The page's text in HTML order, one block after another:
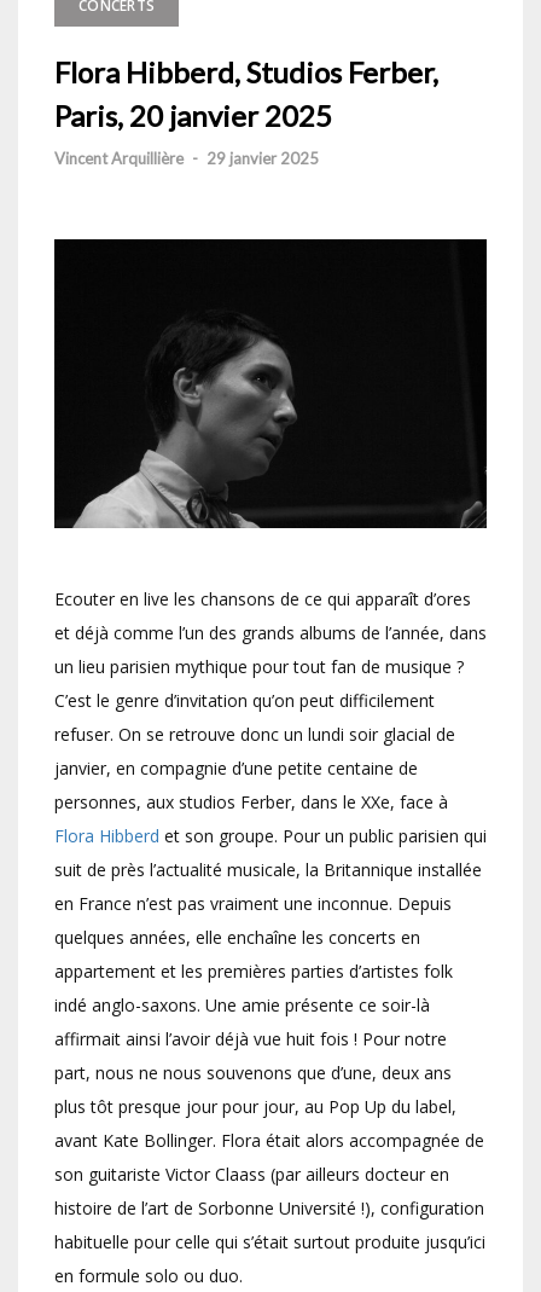
CONCERTS
Flora Hibberd, Studios Ferber,
Paris, 20 janvier 2025
Vincent Arquillière - 29 janvier 2025
Ecouter en live les chansons de ce qui apparaît d’ores
et déjà comme l’un des grands albums de l’année, dans
un lieu parisien mythique pour tout fan de musique ?
C’est le genre d’invitation qu’on peut difficilement
refuser. On se retrouve donc un lundi soir glacial de
janvier, en compagnie d’une petite centaine de
personnes, aux studios Ferber, dans le XXe, face à
Flora Hibberd et son groupe. Pour un public parisien qui
suit de près l’actualité musicale, la Britannique installée
en France n’est pas vraiment une inconnue. Depuis
quelques années, elle enchaîne les concerts en
appartement et les premières parties d’artistes folk
indé anglo-saxons. Une amie présente ce soir-là
affirmait ainsi l’avoir déjà vue huit fois ! Pour notre
part, nous ne nous souvenons que d’une, deux ans
plus tôt presque jour pour jour, au Pop Up du label,
avant Kate Bollinger. Flora était alors accompagnée de
son guitariste Victor Claass (par ailleurs docteur en
histoire de l’art de Sorbonne Université !), configuration
habituelle pour celle qui s’était surtout produite jusqu’ici
en formule solo ou duo.